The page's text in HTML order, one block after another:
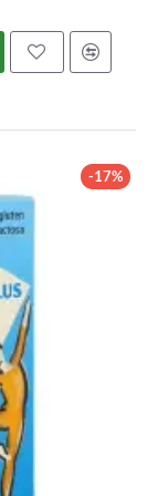
como
retención de
y
de película,
piel y el cabello.
otros
reológicas
es la industria
aditivo en
y retención
la resistencia y
y
y
-17%